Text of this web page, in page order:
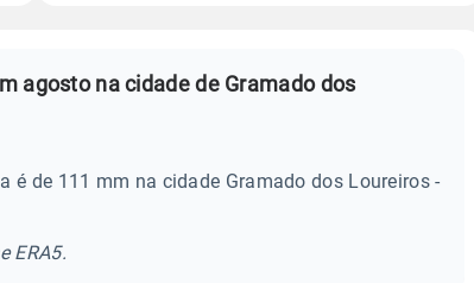
agosto na cidade de Gramado dos
é de 111 mm na cidade Gramado dos Loureiros -
ERA5.